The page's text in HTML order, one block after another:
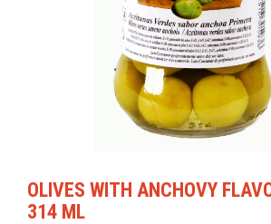
OLIVES WITH ANCHOVY
314 ML